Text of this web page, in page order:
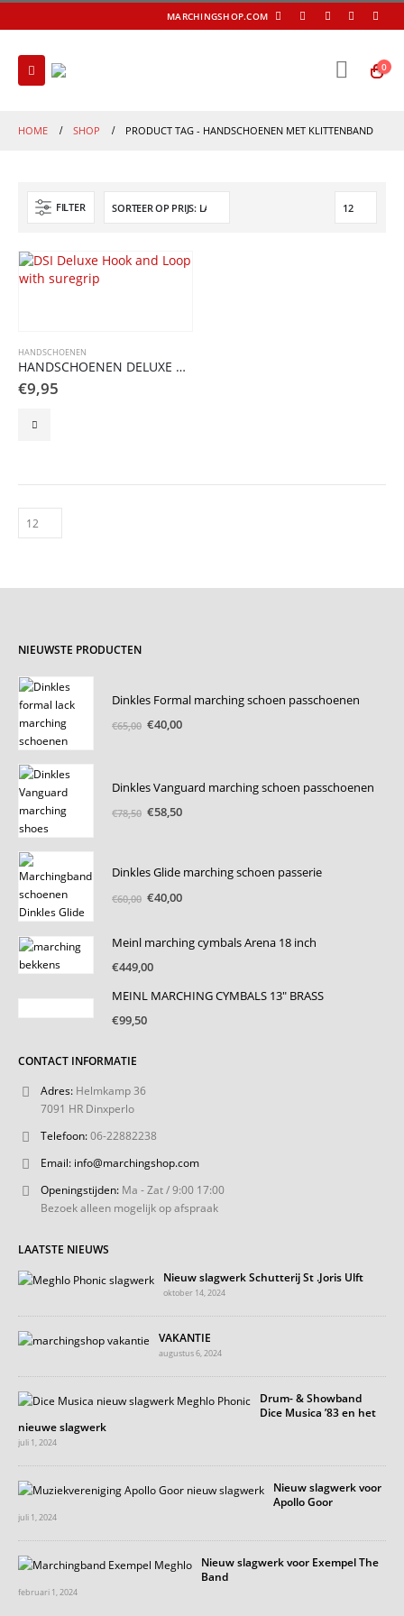
MARCHINGSHOP.COM
0
HOME SHOP PRODUCT TAG - HANDSCHOENEN MET KLITTENBAND
FILTER
HANDSCHOENEN
HANDSCHOENEN DELUXE MET GRIP
€9,95
variaties.
Deze
optie
kan
NIEUWSTE PRODUCTEN
Dinkles Formal marching schoen passchoenen
€65,00 Oorspronkelijke
€40,00Huidige
Dinkles Vanguard marching schoen passchoenen
€78,50 Oorspronkelijke
€58,50Huidige
Dinkles Glide marching schoen passerie
€60,00 Oorspronkelijke
€60,00.
€40,00Huidige
€40,00.
Meinl marching cymbals Arena 18 inch
€449,00
MEINL MARCHING CYMBALS 13" BRASS
€99,50
CONTACT INFORMATIE
Adres: Helmkamp 36
7091 HR Dinxperlo
Telefoon:06-22882238
Email: info@marchingshop.com
Openingstijden: Ma - Zat / 9:00 17:00
Bezoek alleen mogelijk op afspraak
LAATSTE NIEUWS
Nieuw slagwerk Schutterij St .Joris Ulft
oktober 14, 2024
VAKANTIE
augustus 6, 2024
Drum- & Showband
Dice Musica ’83 en het
nieuwe slagwerk
juli 1, 2024
Nieuw slagwerk voor
Apollo Goor
juli 1, 2024
Nieuw slagwerk voor Exempel The
Band
februari 1, 2024